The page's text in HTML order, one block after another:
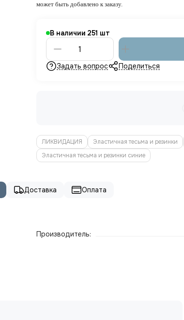
может быть добавлено к заказу.
В наличии 251
Задать вопрос Поделиться
ЛИКВИДАЦИЯ Эластичная тесьма и резинки
Эластичная тесьма и резинки синие
Доставка Оплата
Производитель: